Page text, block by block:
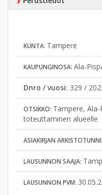
KUNTA: Tampere
KAUPUNGINOSA: Ala-
Dnro / vuosi: 329 /
OTSIKKO: Tampere,
toteuttaminen alueelle
ASIAKIRJAN
LAUSUNNON SAAJA:
LAUSUNNON PVM: